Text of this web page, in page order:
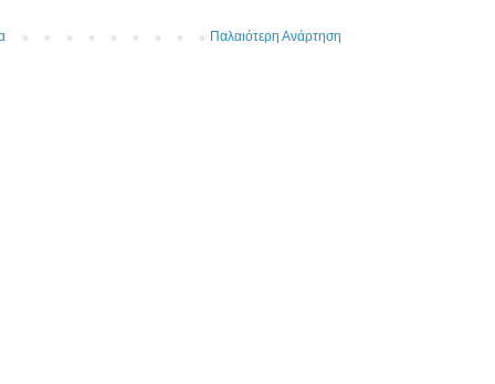
Παλαιότερη Ανάρτηση